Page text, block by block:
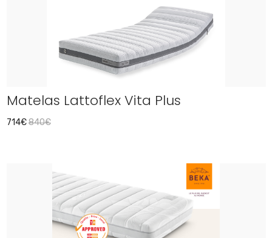
Matelas Lattoflex Vita Plus
714€840€